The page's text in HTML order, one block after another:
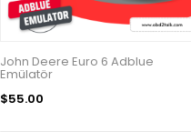
John Deere Euro 6 Adblue
Emülatör
$55.00